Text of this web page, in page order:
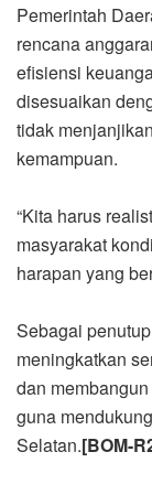
Pemerintah
rencana
efisiensi
disesuaikan
tidak
kemampuan.
“Kita harus
masyarakat
harapan yang
Sebagai
meningkatkan
dan
guna
Selatan.[BOM-